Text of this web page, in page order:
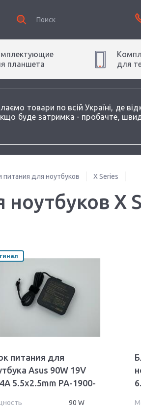
товари по всій Україні, де
буде затримка - пробачте,
планшета
для
питания для ноутбуков X Series
X
питания для
Asus 90W 19V
5.5x2.5mm PA-1900-
90 W